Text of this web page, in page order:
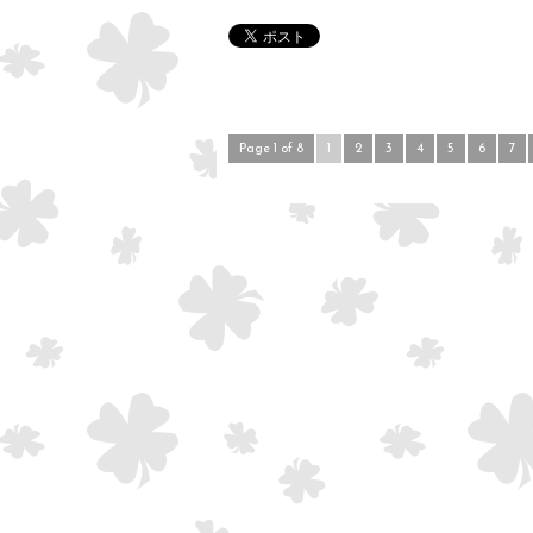
Page 1 of 8 2 3 4 5 6 7